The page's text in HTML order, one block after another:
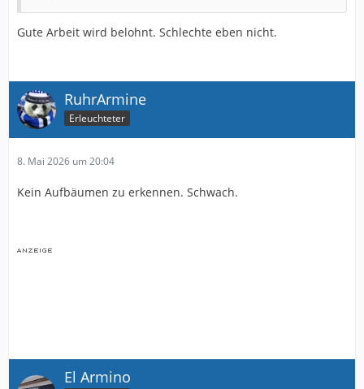
Gute Arbeit wird belohnt. Schlechte eben nicht.
RuhrArmine
Erleuchteter
8. Mai 2026 um 20:04
Kein Aufbäumen zu erkennen. Schwach.
El Armino